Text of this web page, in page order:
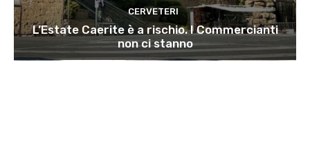
CERVETERI
L’Estate Caerite è a rischio. I Commercianti
non ci stanno